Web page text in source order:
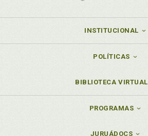
INSTITUCIONAL
POLÍTICAS
BIBLIOTECA VIRTUAL
PROGRAMAS
JURUÁDOCS